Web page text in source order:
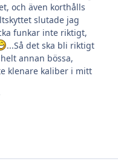
och även korthålls
slutade jag
funkar inte riktigt,
...Så det ska bli riktigt
annan bössa,
klenare kaliber i mitt